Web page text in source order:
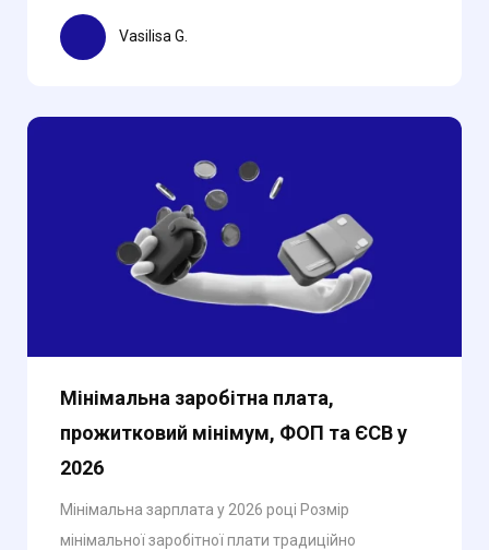
Vasilisa G.
Мінімальна заробітна плата,
прожитковий мінімум, ФОП та ЄСВ у
2026
Мінімальна зарплата у 2026 році Розмір
мінімальної заробітної плати традиційно